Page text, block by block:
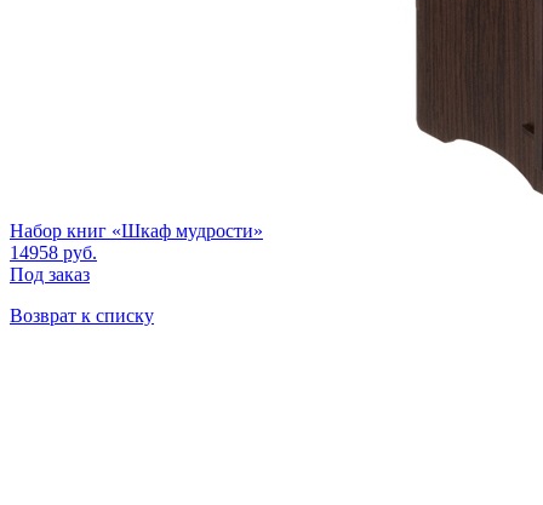
Набор книг «Шкаф мудрости»
14958 руб.
Под заказ
Возврат к списку